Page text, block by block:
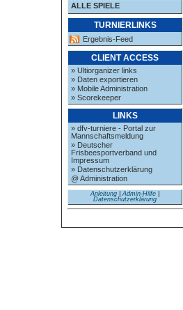
ALLE SPIELE
TURNIERLINKS
Ergebnis-Feed
CLIENT ACCESS
» Ultiorganizer links
» Daten exportieren
» Mobile Administration
» Scorekeeper
LINKS
» dfv-turniere - Portal zur
Mannschaftsmeldung
» Deutscher
Frisbeesportverband und
Impressum
» Datenschutzerklärung
@ Administration
Anleitung| Admin-Hilfe|
Datenschutzerklärung